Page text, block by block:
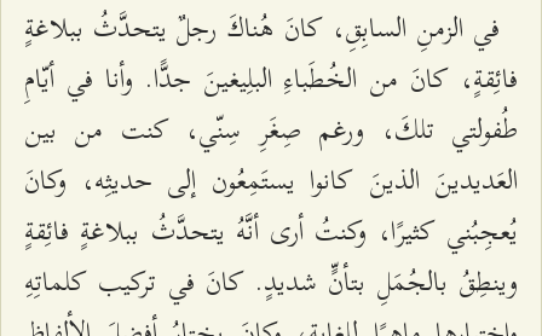
في الزمنِ السابِقِ، كانَ هُناكَ رجلٌ يتحدَّثُ ببلاغةٍ
فائِقةٍ، كانَ من الخُطَباءِ البلِيغينَ جدًّا. وأنا في أيّامِ
طُفولتي تلكَ، ورغم صِغَرِ سِنّي، كنت من بين
العَديدينَ الذينَ كانوا يستَمِعُون إلى حديثِه، وكانَ
يُعجِبُني كثيرًا، وكنتُ أرى أنَّهُ يتحدَّثُ ببلاغةٍ فائِقةٍ
وينطِقُ بالجُمَلِ بتأنٍّ شديدٍ. كانَ في تركيب كلماتِهِ